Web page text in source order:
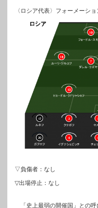
〈ロシア代表〉フォーメーシ
▽負傷者：なし
▽出場停止：なし
「史上最弱の開催国」との呼